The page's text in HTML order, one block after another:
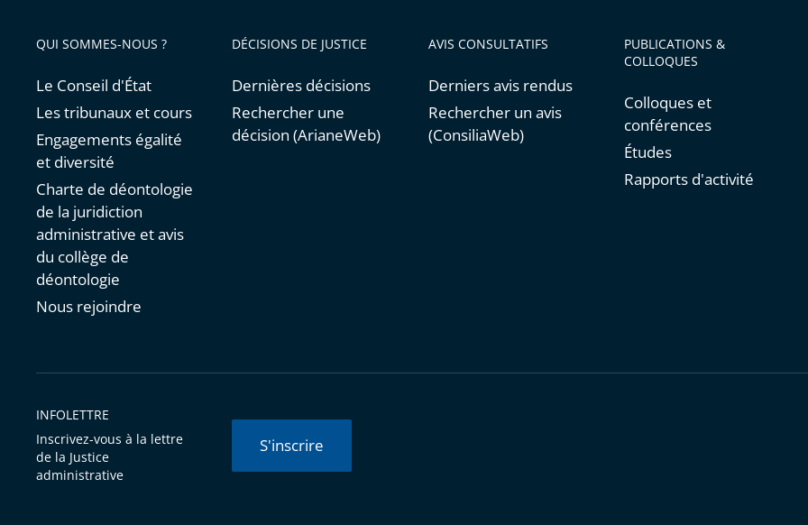
QUI SOMMES-NOUS ?
Le Conseil d'État
Les tribunaux et cours
Engagements égalité
et diversité
Charte de déontologie
de la juridiction
administrative et avis
du collège de
déontologie
Nous rejoindre
DÉCISIONS DE JUSTICE
Dernières décisions
Rechercher une
décision (ArianeWeb)
AVIS CONSULTATIFS
Derniers avis rendus
Rechercher un avis
(ConsiliaWeb)
PUBLICATIONS &
COLLOQUES
Colloques et
conférences
Études
Rapports d'activité
INFOLETTRE
Inscrivez-vous à la lettre
de la Justice
administrative
S'inscrire